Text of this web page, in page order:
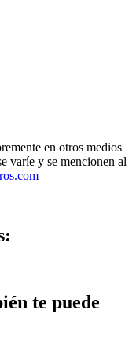
en otros medios
varíe y se mencionen al
te puede